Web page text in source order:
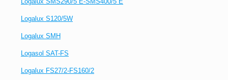
Logalux S120/5W
Logalux SMH
Logasol SAT-FS
Logalux FS27/2-FS160/2